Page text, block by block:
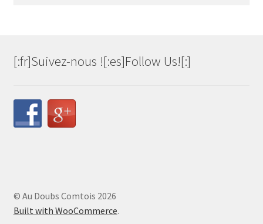
[:fr]Suivez-nous ![:es]Follow Us![:]
© Au Doubs Comtois 2026
Built with WooCommerce.